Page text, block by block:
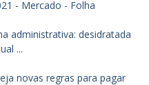
- Mercado - Folha
administrativa: desidratada
...
novas regras para pagar